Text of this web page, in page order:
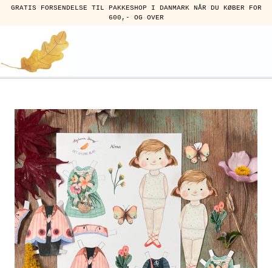
GRATIS FORSENDELSE TIL PAKKESHOP I DANMARK NÅR DU KØBER FOR
600,- OG OVER